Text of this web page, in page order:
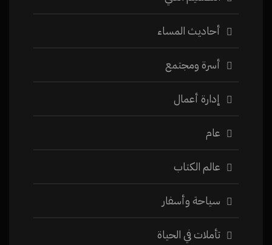
أحاديث المساء
أسرة ومجتمع
إدارة أعمال
عام
عالم الكتاب
سياحة وأسفار
تأملات في الحياة